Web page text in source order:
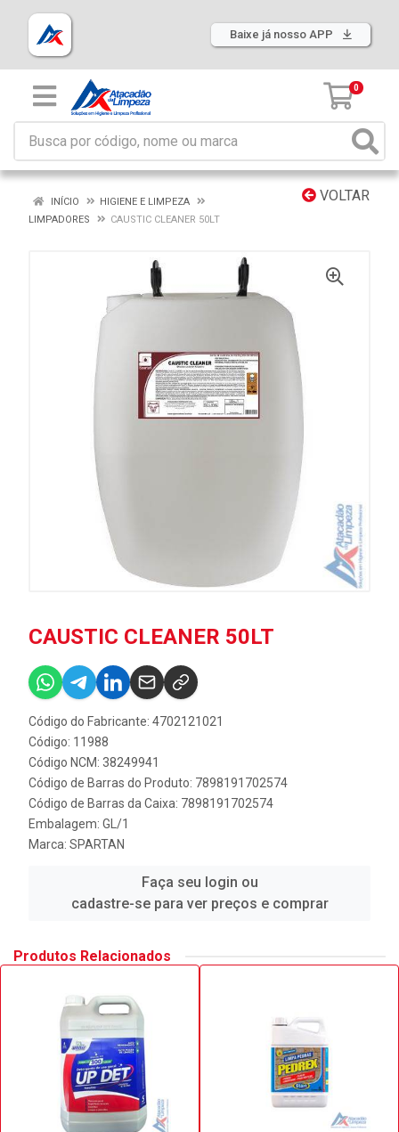
Baixe já nosso APP
0
VOLTAR
INÍCIO
HIGIENE E LIMPEZA
LIMPADORES
CAUSTIC CLEANER 50LT
CAUSTIC CLEANER 50LT
Código do Fabricante: 4702121021
Código: 11988
Código NCM: 38249941
Código de Barras do Produto: 7898191702574
Código de Barras da Caixa: 7898191702574
Embalagem: GL/1
Marca: SPARTAN
Faça seu login ou
cadastre-se para ver preços e comprar
Produtos Relacionados